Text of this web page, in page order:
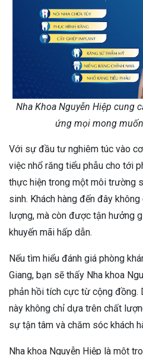
Nha Khoa Nguyễn Hiệp cung
ứng mọi mong
Với sự đầu tư nghiêm túc vào
việc nhổ răng tiểu phẫu cho tới
thực hiện trong một môi trường
sinh. Khách hàng đến đây
lượng, mà còn được tận hưởng
khuyến mãi hấp dẫn.
Nếu tìm hiểu đánh giá phòng
Giang, bạn sẽ thấy Nha khoa
phản hồi tích cực từ cộng đồng.
này không chỉ dựa trên chất
sự tận tâm và chăm sóc khách
Nha khoa Nguyễn Hiệp là một